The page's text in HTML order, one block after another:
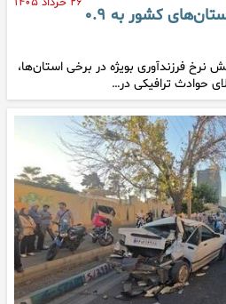
نرخ فرزندآوری در برخی استان‌های کشور به ۰.۹
فرزندآوری بویژه در برخی استان‌ها،
حوادث ترافیکی در…